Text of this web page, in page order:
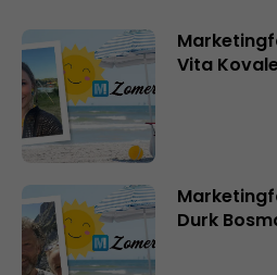
Vita
Durk